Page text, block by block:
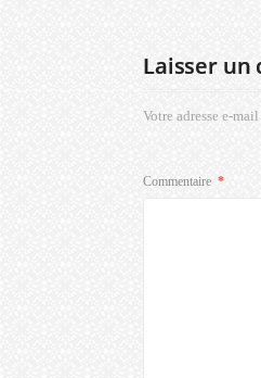
Laisser un
Votre adresse e-
Commentaire *